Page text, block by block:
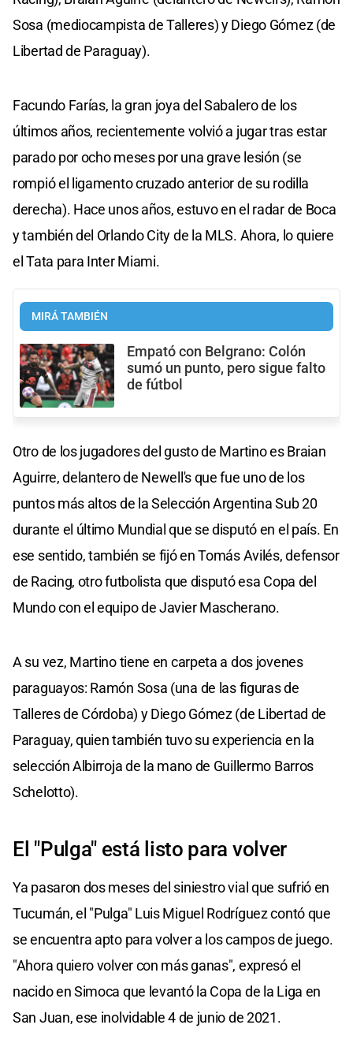
Sosa (mediocampista de Talleres) y Diego Gómez (de
Libertad de Paraguay).
Facundo Farías, la gran joya del Sabalero de los
últimos años, recientemente volvió a jugar tras estar
parado por ocho meses por una grave lesión (se
rompió el ligamento cruzado anterior de su rodilla
derecha). Hace unos años, estuvo en el radar de Boca
y también del Orlando City de la MLS. Ahora, lo quiere
el Tata para Inter Miami.
MIRÁ TAMBIÉN
Empató con Belgrano: Colón
sumó un punto, pero sigue falto
de fútbol
Otro de los jugadores del gusto de Martino es Braian
Aguirre, delantero de Newell's que fue uno de los
puntos más altos de la Selección Argentina Sub 20
durante el último Mundial que se disputó en el país. En
ese sentido, también se fijó en Tomás Avilés, defensor
de Racing, otro futbolista que disputó esa Copa del
Mundo con el equipo de Javier Mascherano.
A su vez, Martino tiene en carpeta a dos jovenes
paraguayos: Ramón Sosa (una de las figuras de
Talleres de Córdoba) y Diego Gómez (de Libertad de
Paraguay, quien también tuvo su experiencia en la
selección Albirroja de la mano de Guillermo Barros
Schelotto).
El "Pulga" está listo para volver
Ya pasaron dos meses del siniestro vial que sufrió en
Tucumán, el "Pulga" Luis Miguel Rodríguez contó que
se encuentra apto para volver a los campos de juego.
"Ahora quiero volver con más ganas", expresó el
nacido en Simoca que levantó la Copa de la Liga en
San Juan, ese inolvidable 4 de junio de 2021.